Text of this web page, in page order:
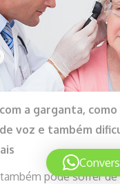
a garganta,
voz e também
pode sofrer